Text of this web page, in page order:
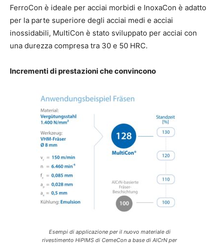
FerroCon è ideale per acciai morbidi e InoxaCon è adatto
per la parte superiore degli acciai medi e acciai
inossidabili, MultiCon è stato sviluppato per acciai con
una durezza compresa tra 30 e 50 HRC.
Incrementi di prestazioni che convincono
Esempi di applicazione per il nuovo materiale di
rivestimento HiPIMS di CemeCon a base di AlCrN per